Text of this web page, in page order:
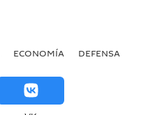
ECONOMÍA DEFENSA